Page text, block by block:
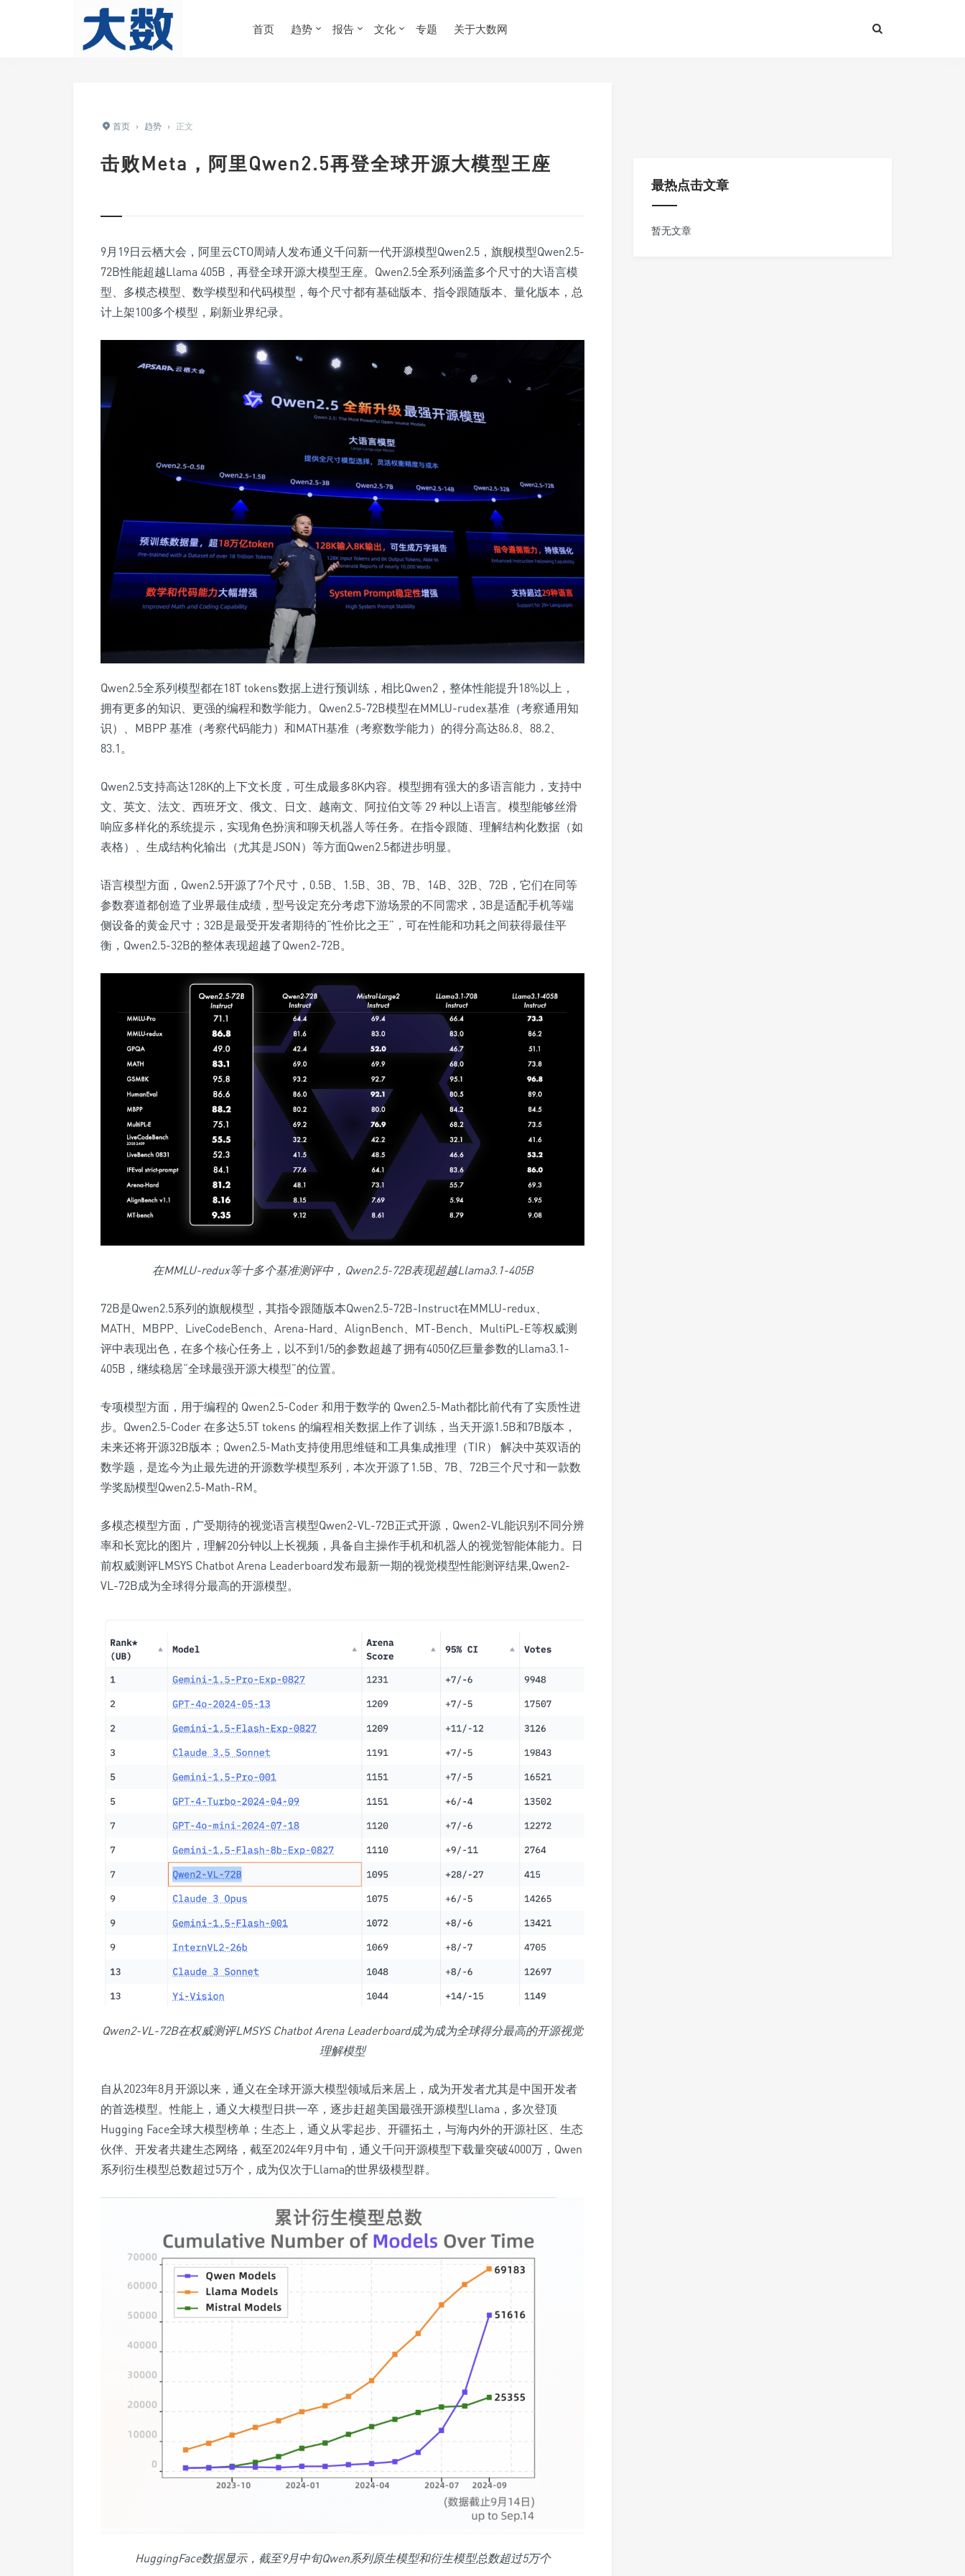
首页 趋势 报告 文化 专题 关于大数网
首页 › 趋势 › 正文
击败Meta，阿里Qwen2.5再登全球开源大模型王座
9月19日云栖大会，阿里云CTO周靖人发布通义千问新一代开源模型Qwen2.5，旗舰模型Qwen2.5-
72B性能超越Llama 405B，再登全球开源大模型王座。Qwen2.5全系列涵盖多个尺寸的大语言模
型、多模态模型、数学模型和代码模型，每个尺寸都有基础版本、指令跟随版本、量化版本，总
计上架100多个模型，刷新业界纪录。
Qwen2.5全系列模型都在18T tokens数据上进行预训练，相比Qwen2，整体性能提升18%以上，
拥有更多的知识、更强的编程和数学能力。Qwen2.5-72B模型在MMLU-rudex基准（考察通用知
识）、MBPP 基准（考察代码能力）和MATH基准（考察数学能力）的得分高达86.8、88.2、
83.1。
Qwen2.5支持高达128K的上下文长度，可生成最多8K内容。模型拥有强大的多语言能力，支持中
文、英文、法文、西班牙文、俄文、日文、越南文、阿拉伯文等 29 种以上语言。模型能够丝滑
响应多样化的系统提示，实现角色扮演和聊天机器人等任务。在指令跟随、理解结构化数据（如
表格）、生成结构化输出（尤其是JSON）等方面Qwen2.5都进步明显。
语言模型方面，Qwen2.5开源了7个尺寸，0.5B、1.5B、3B、7B、14B、32B、72B，它们在同等
参数赛道都创造了业界最佳成绩，型号设定充分考虑下游场景的不同需求，3B是适配手机等端
侧设备的黄金尺寸；32B是最受开发者期待的“性价比之王”，可在性能和功耗之间获得最佳平
衡，Qwen2.5-32B的整体表现超越了Qwen2-72B。
在MMLU-redux等十多个基准测评中，Qwen2.5-72B表现超越Llama3.1-405B
72B是Qwen2.5系列的旗舰模型，其指令跟随版本Qwen2.5-72B-Instruct在MMLU-redux、
MATH、MBPP、LiveCodeBench、Arena-Hard、AlignBench、MT-Bench、MultiPL-E等权威测
评中表现出色，在多个核心任务上，以不到1/5的参数超越了拥有4050亿巨量参数的Llama3.1-
405B，继续稳居“全球最强开源大模型”的位置。
专项模型方面，用于编程的 Qwen2.5-Coder 和用于数学的 Qwen2.5-Math都比前代有了实质性进
步。Qwen2.5-Coder 在多达5.5T tokens 的编程相关数据上作了训练，当天开源1.5B和7B版本，
未来还将开源32B版本；Qwen2.5-Math支持使用思维链和工具集成推理（TIR） 解决中英双语的
数学题，是迄今为止最先进的开源数学模型系列，本次开源了1.5B、7B、72B三个尺寸和一款数
学奖励模型Qwen2.5-Math-RM。
多模态模型方面，广受期待的视觉语言模型Qwen2-VL-72B正式开源，Qwen2-VL能识别不同分辨
率和长宽比的图片，理解20分钟以上长视频，具备自主操作手机和机器人的视觉智能体能力。日
前权威测评LMSYS Chatbot Arena Leaderboard发布最新一期的视觉模型性能测评结果,Qwen2-
VL-72B成为全球得分最高的开源模型。
Qwen2-VL-72B在权威测评LMSYS Chatbot Arena Leaderboard成为成为全球得分最高的开源视觉
理解模型
自从2023年8月开源以来，通义在全球开源大模型领域后来居上，成为开发者尤其是中国开发者
的首选模型。性能上，通义大模型日拱一卒，逐步赶超美国最强开源模型Llama，多次登顶
Hugging Face全球大模型榜单；生态上，通义从零起步、开疆拓土，与海内外的开源社区、生态
伙伴、开发者共建生态网络，截至2024年9月中旬，通义千问开源模型下载量突破4000万，Qwen
系列衍生模型总数超过5万个，成为仅次于Llama的世界级模型群。
HuggingFace数据显示，截至9月中旬Qwen系列原生模型和衍生模型总数超过5万个
最热点击文章
暂无文章